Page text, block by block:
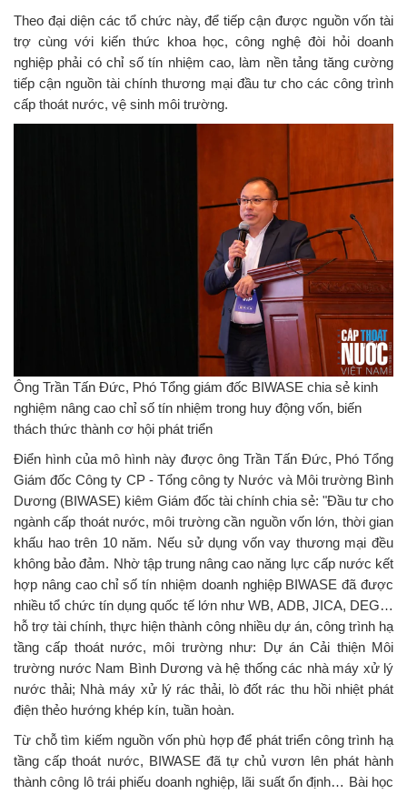
Theo đại diện các tổ chức này, để tiếp cận được nguồn vốn tài
trợ cùng với kiến thức khoa học, công nghệ đòi hỏi doanh
nghiệp phải có chỉ số tín nhiệm cao, làm nền tảng tăng cường
tiếp cận nguồn tài chính thương mại đầu tư cho các công trình
cấp thoát nước, vệ sinh môi trường.
Ông Trần Tấn Đức, Phó Tổng giám đốc BIWASE chia sẻ kinh
nghiệm nâng cao chỉ số tín nhiệm trong huy động vốn, biến
thách thức thành cơ hội phát triển
Điển hình của mô hình này được ông Trần Tấn Đức, Phó Tổng
Giám đốc Công ty CP - Tổng công ty Nước và Môi trường Bình
Dương (BIWASE) kiêm Giám đốc tài chính chia sẻ: "Đầu tư cho
ngành cấp thoát nước, môi trường cần nguồn vốn lớn, thời gian
khấu hao trên 10 năm. Nếu sử dụng vốn vay thương mại đều
không bảo đảm. Nhờ tập trung nâng cao năng lực cấp nước kết
hợp nâng cao chỉ số tín nhiệm doanh nghiệp BIWASE đã được
nhiều tổ chức tín dụng quốc tế lớn như WB, ADB, JICA, DEG…
hỗ trợ tài chính, thực hiện thành công nhiều dự án, công trình hạ
tầng cấp thoát nước, môi trường như: Dự án Cải thiện Môi
trường nước Nam Bình Dương và hệ thống các nhà máy xử lý
nước thải; Nhà máy xử lý rác thải, lò đốt rác thu hồi nhiệt phát
điện thẻo hướng khép kín, tuần hoàn.
Từ chỗ tìm kiếm nguồn vốn phù hợp để phát triển công trình hạ
tầng cấp thoát nước, BIWASE đã tự chủ vươn lên phát hành
thành công lô trái phiếu doanh nghiệp, lãi suất ổn định… Bài học